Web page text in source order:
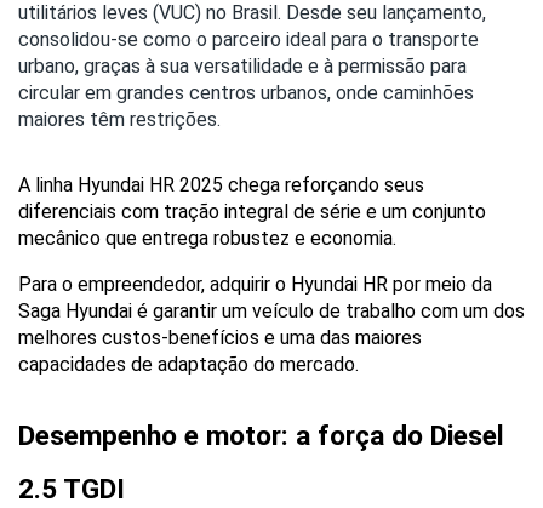
utilitários leves (VUC) no Brasil. Desde seu lançamento,
consolidou-se como o parceiro ideal para o transporte
urbano, graças à sua versatilidade e à permissão para
circular em grandes centros urbanos, onde caminhões
maiores têm restrições.
A linha Hyundai HR 2025 chega reforçando seus
diferenciais com tração integral de série e um conjunto
mecânico que entrega robustez e economia.
Para o empreendedor, adquirir o Hyundai HR por meio da
Saga Hyundai é garantir um veículo de trabalho com um dos
melhores custos-benefícios e uma das maiores
capacidades de adaptação do mercado.
Desempenho e motor: a força do Diesel
2.5 TGDI